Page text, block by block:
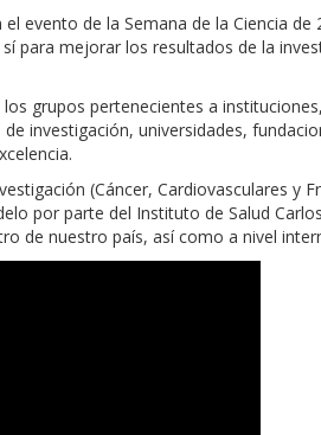
evento de la Semana de la Ciencia de
para mejorar los resultados de la
grupos pertenecientes a
investigación, universidades,
(Cáncer, Cardiovasculares y
por parte del Instituto de Salud
de nuestro país, así como a nivel